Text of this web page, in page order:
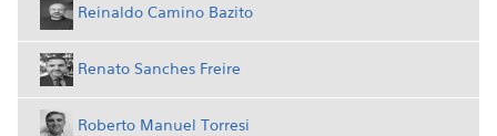
Reinaldo Camino Bazito
Renato Sanches Freire
Roberto Manuel Torresi